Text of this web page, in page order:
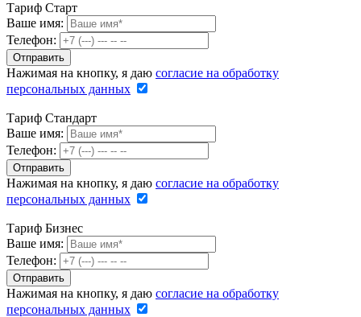
Тариф Старт
Ваше имя:
Телефон:
Нажимая на кнопку, я даю согласие на обработку
персональных данных
Тариф Стандарт
Ваше имя:
Телефон:
Нажимая на кнопку, я даю согласие на обработку
персональных данных
Тариф Бизнес
Ваше имя:
Телефон:
Нажимая на кнопку, я даю согласие на обработку
персональных данных